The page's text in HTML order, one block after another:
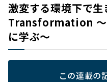
激変する環境下で生
Transformation ～
に学ぶ～
この連載の